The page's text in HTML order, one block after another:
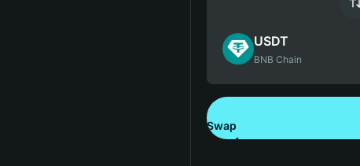
USDT
BNB Chain
Swap